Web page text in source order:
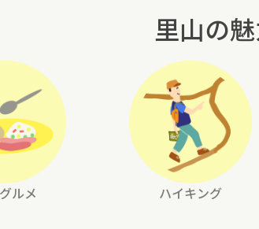
里山の
ルメ ハイキング